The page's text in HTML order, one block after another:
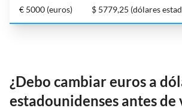
€ 5000 (euros) $ 5779,25 (dólares
¿Debo cambiar euros a
estadounidenses antes de